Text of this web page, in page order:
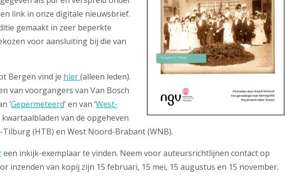
link in onze digitale nieuwsbrief.
gemaakt in zeer beperkte
voor aansluiting bij die van
Bergen vind je hier(alleen leden).
van voorgangers van Van Bosch
‘Gepermeteerd’ en van ‘West-
kwartaalbladen van de opgeheven
Tilburg (HTB) en West Noord-Brabant (WNB).
een inkijk-exemplaar te vinden. Neem voor auteursrichtlijnen contact op
inzenden van kopij zijn 15 februari, 15 mei, 15 augustus en 15 november.